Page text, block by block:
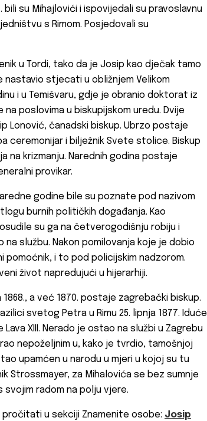
bili su Mihajlovići i ispovijedali su pravoslavnu
s Rimom. Posjedovali su
u Tordi, tako da je Josip kao dječak tamo
nastavio stjecati u obližnjem Velikom
i u Temišvaru, gdje je obranio doktorat iz
poslovima u biskupijskom uredu. Dvije
Lonović, čanadski biskup. Ubrzo postaje
ceremonijar i bilježnik Svete stolice. Biskup
krizmanju. Narednih godina postaje
provikar.
godine bile su poznate pod nazivom
burnih političkih događanja. Kao
su ga na četverogodišnju robiju i
službu. Nakon pomilovanja koje je dobio
pomoćnik, i to pod policijskim nadzorom.
život napredujući u hijerarhiji.
a već 1870. postaje zagrebački biskup.
svetog Petra u Rimu 25. lipnja 1877. Iduće
XIII. Nerado je ostao na službi u Zagrebu
nepoželjnim u, kako je tvrdio, tamošnjoj
upamćen u narodu u mjeri u kojoj su tu
Strossmayer, za Mihalovića se bez sumnje
radom na polju vjere.
u sekciji Znamenite osobe: Josip